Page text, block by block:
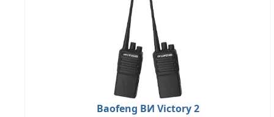
Baofeng ВИ Victory 2